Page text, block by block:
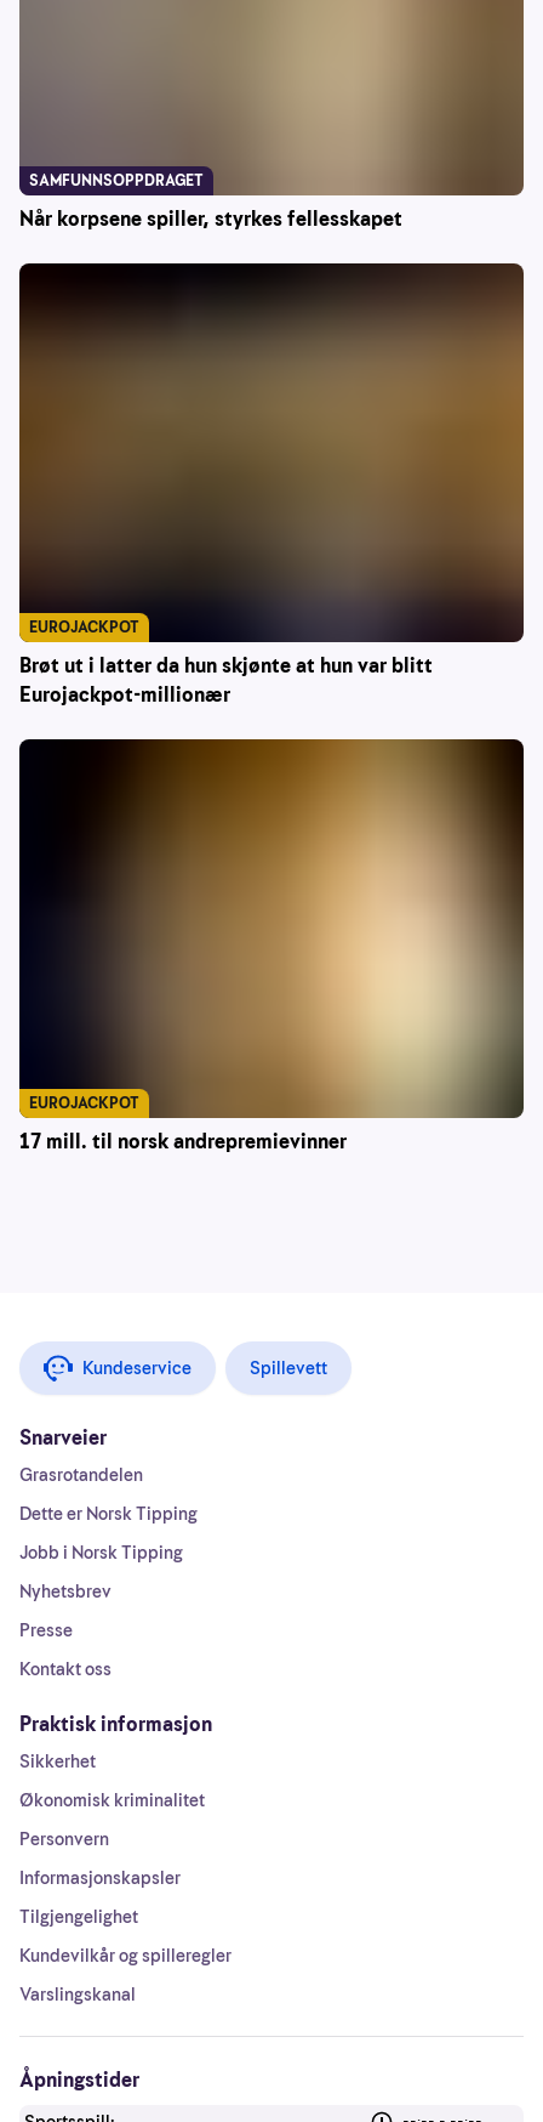
Når korpsene spiller, styrkes fellesskapet
SAMFUNNSOPPDRAGET
Brøt ut i latter da hun skjønte at hun var blitt
Eurojackpot-millionær
EUROJACKPOT
17 mill. til norsk andrepremievinner
EUROJACKPOT
Kundeservice Spillevett
Snarveier
Grasrotandelen
Dette er Norsk Tipping
Jobb i Norsk Tipping
Nyhetsbrev
Presse
Kontakt oss
Praktisk informasjon
Sikkerhet
Økonomisk kriminalitet
Personvern
Informasjonskapsler
Tilgjengelighet
Kundevilkår og spilleregler
Varslingskanal
Åpningstider